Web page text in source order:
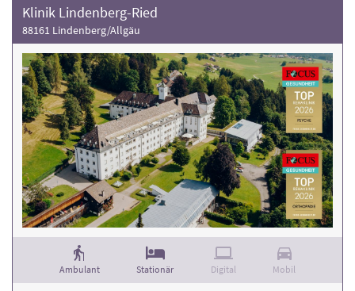
Klinik Lindenberg-Ried
88161 Lindenberg/Allgäu
Ambulant Stationär Digital Mobil